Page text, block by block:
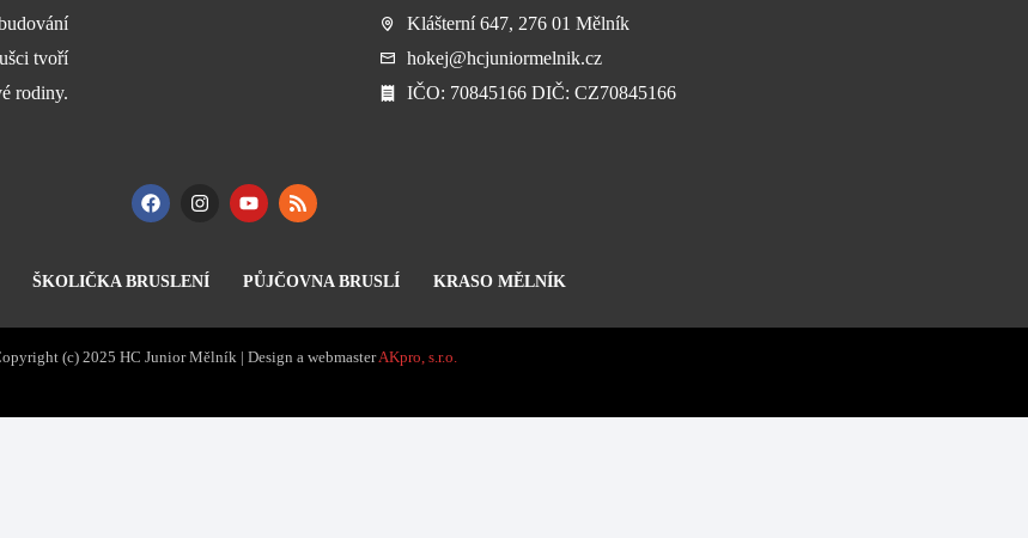
tvoří
rodiny.
Klášterní 647, 276 01 Mělník
hokej@hcjuniormelnik.cz
​IČO: 70845166 DIČ: CZ70845166
ŠKOLIČKA BRUSLENÍ PŮJČOVNA BRUSLÍ KRASO MĚLNÍK
(c) 2025 HC Junior Mělník | Design a webmasterAKpro, s.r.o.